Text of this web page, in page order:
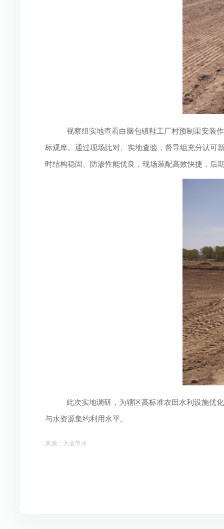
视察组实地查看白脑包镇鞋工厂村预制渠安装
标观摩。通过现场比对、实地查验，督导组充分认可
时结构稳固、防渗性能优良，现场装配高效快捷，后
此次实地调研，为辖区高标准农田水利设施优
与水资源集约利用水平。
来源：天业节水